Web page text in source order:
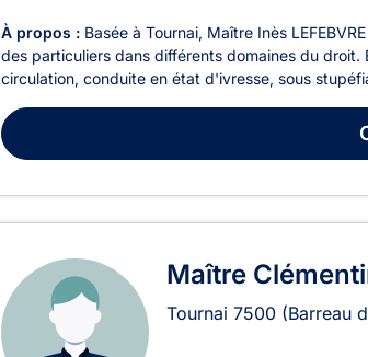
À propos : Basée à Tournai, Maître Inès
des particuliers dans différents domaines du
circulation, conduite en état d'ivresse, sous
Maître
Tournai 7500 (Barreau